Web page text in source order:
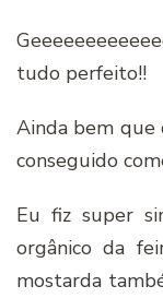
tudo perfeito!!
Ainda bem que
conseguido
Eu fiz super
orgânico da
mostarda